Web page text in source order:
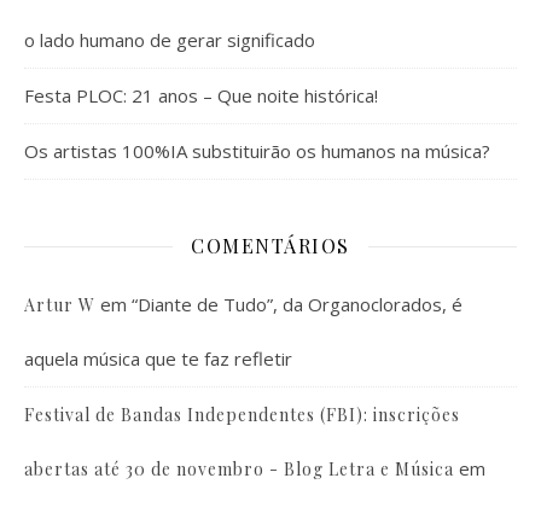
o lado humano de gerar significado
Festa PLOC: 21 anos – Que noite histórica!
Os artistas 100%IA substituirão os humanos na música?
COMENTÁRIOS
Artur W em “Diante de Tudo”, da Organoclorados, é
aquela música que te faz refletir
Festival de Bandas Independentes (FBI): inscrições
abertas até 30 de novembro - Blog Letra e Música em